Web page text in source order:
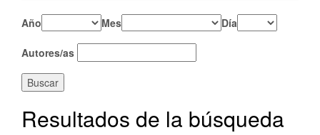
Año Mes Día
Autores/as
Buscar
Resultados de la búsqueda